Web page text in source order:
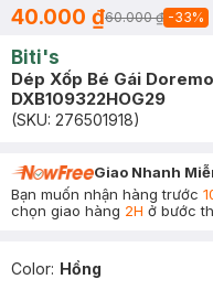
40.000 ₫60.000 ₫ -33%
Biti's
Dép Xốp Bé Gái
DXB109322HOG29
(SKU: 276501918)
Giao Nhanh
Bạn muốn nhận hàng trước
chọn giao hàng 2H ở bước
Color: Hồng